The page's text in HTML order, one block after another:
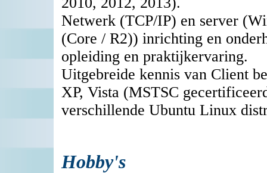
Netwerk (TCP/IP) en server
(Core / R2)) inrichting en
opleiding en praktijkervaring.
Uitgebreide kennis van Client
XP, Vista (MSTSC
verschillende Ubuntu Linux
Hobby's